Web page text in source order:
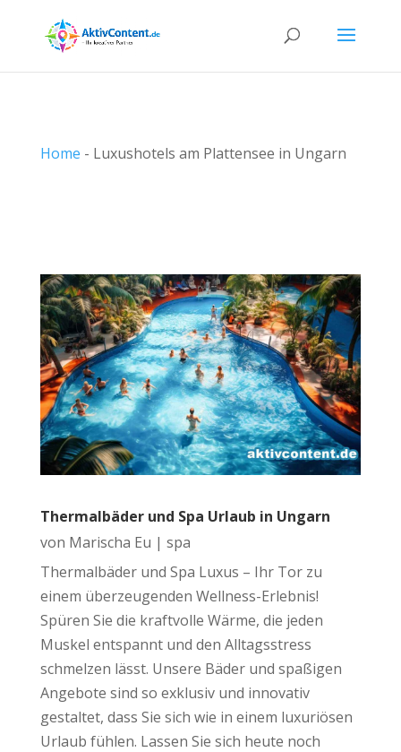
Home - Luxushotels am Plattensee in Ungarn
Thermalbäder und Spa Urlaub in Ungarn
von Marischa Eu | spa
Thermalbäder und Spa Luxus – Ihr Tor zu
einem überzeugenden Wellness-Erlebnis!
Spüren Sie die kraftvolle Wärme, die jeden
Muskel entspannt und den Alltagsstress
schmelzen lässt. Unsere Bäder und spaßigen
Angebote sind so exklusiv und innovativ
gestaltet, dass Sie sich wie in einem luxuriösen
Urlaub fühlen. Lassen Sie sich heute noch